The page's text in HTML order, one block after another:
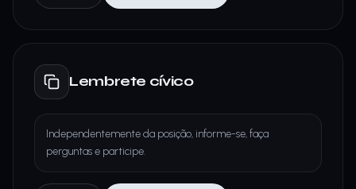
Lembrete cívico
Independentemente da posição, informe-se, faça
perguntas e participe.